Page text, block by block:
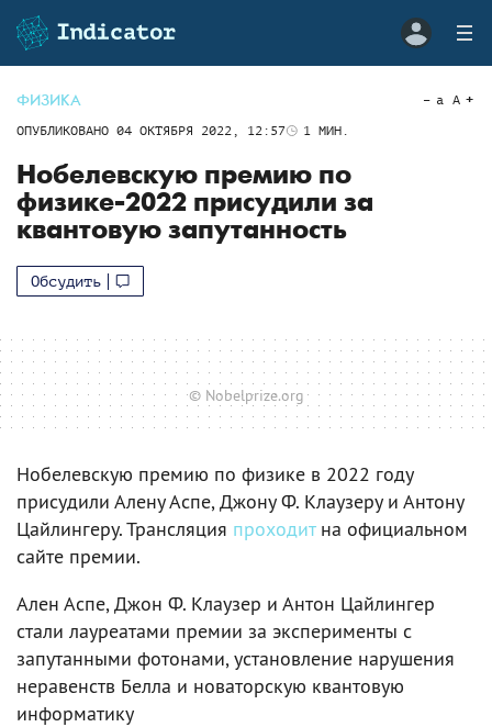
ФИЗИКА
ОПУБЛИКОВАНО 04 ОКТЯБРЯ 2022, 12:57 1 МИН.
a A
Нобелевскую премию по
физике-2022 присудили за
квантовую запутанность
Обсудить
© Nobelprize.org
Нобелевскую премию по физике в 2022 году
присудили Алену Аспе, Джону Ф. Клаузеру и Антону
Цайлингеру. Трансляция проходитна официальном
сайте премии.
Ален Аспе, Джон Ф. Клаузер и Антон Цайлингер
стали лауреатами премии за эксперименты с
запутанными фотонами, установление нарушения
неравенств Белла и новаторскую квантовую
информатику